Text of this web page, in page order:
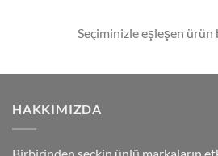
Seçiminizle eşleşen ürün
HAKKIMIZDA
Birbirinden seçkin ünlü markaların